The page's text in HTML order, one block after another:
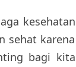
kesehatan
sehat karena
bagi kita